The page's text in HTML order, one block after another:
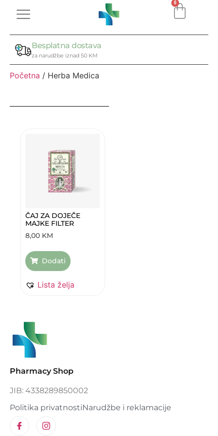
0
Besplatna dostava
za narudžbe iznad 50 KM
Početna / Herba Medica
ČAJ ZA DOJEČE
MAJKE FILTER
8,00 KM
Dodati
Lista želja
Pharmacy Shop
JIB: 4338289850002
Politika privatnostiNarudžbe i reklamacije